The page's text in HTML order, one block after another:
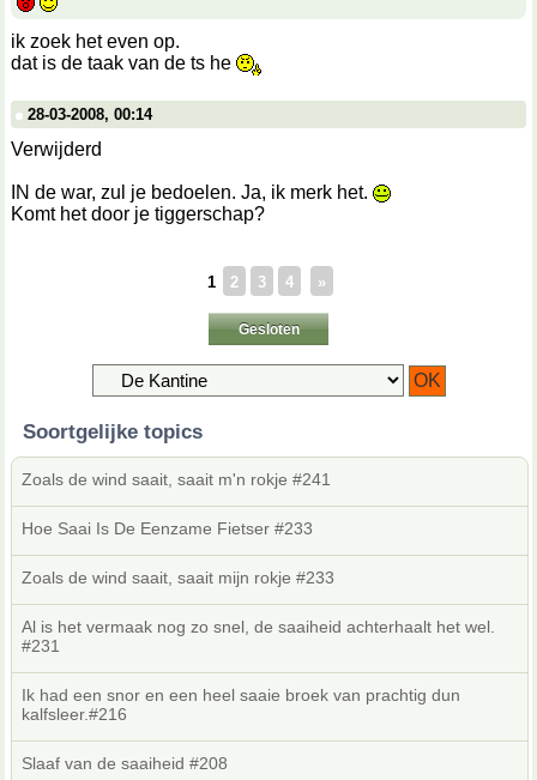
ik zoek het even op.
dat is de taak van de ts he
28-03-2008, 00:14
Verwijderd
IN de war, zul je bedoelen. Ja, ik merk het.
Komt het door je tiggerschap?
1 2 3 4 »
Gesloten
Soortgelijke topics
Zoals de wind saait, saait m'n rokje #241
Hoe Saai Is De Eenzame Fietser #233
Zoals de wind saait, saait mijn rokje #233
Al is het vermaak nog zo snel, de saaiheid achterhaalt het wel.
#231
Ik had een snor en een heel saaie broek van prachtig dun
kalfsleer.#216
Slaaf van de saaiheid #208